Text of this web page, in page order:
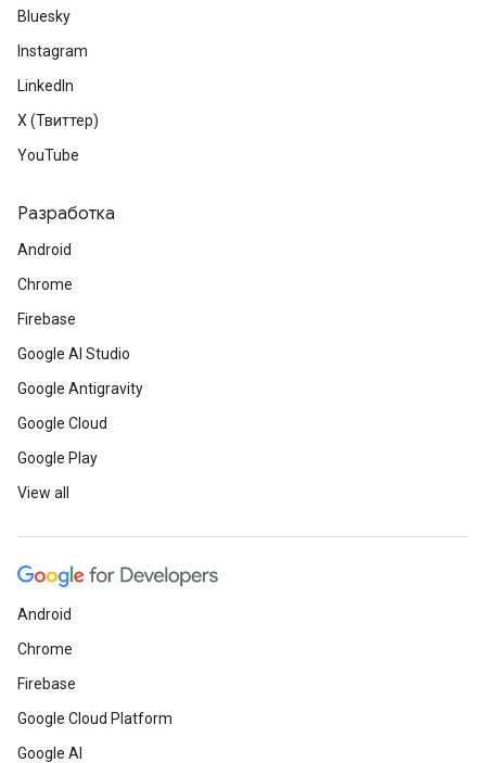
Bluesky
Instagram
LinkedIn
X (Твиттер)
YouTube
Разработка
Android
Chrome
Firebase
Google AI Studio
Google Antigravity
Google Cloud
Google Play
View all
Android
Chrome
Firebase
Google Cloud Platform
Google AI